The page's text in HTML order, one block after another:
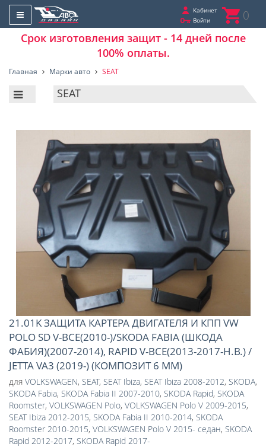
Кабинет
Войти
0
Срок изготовления защит - 14 дней после
100% оплаты.
Главная Марки авто SEAT
SEAT
21.01K ЗАЩИТА КАРТЕРА ДВИГАТЕЛЯ И КПП VW
POLO SD V-ВСЕ(2010-)/SKODA FABIA (ШКОДА
ФАБИЯ)(2007-2014), RAPID V-ВСЕ(2013-2017-Н.В.) /
JETTA VA3 (2019-) (КОМПОЗИТ 6 ММ)
для VOLKSWAGEN, SEAT, SEAT Ibiza, SEAT Ibiza 2008-2012, SKODA,
SKODA Fabia, SKODA Fabia II 2007-2010, SKODA Rapid, SKODA
Roomster, VOLKSWAGEN Polo, VOLKSWAGEN Polo V 2009-2015,
SEAT Ibiza 2012-2015, SKODA Fabia II 2010-2014, SKODA
Roomster 2010-2015, VOLKSWAGEN Polo V 2015- седан, SKODA
Rapid 2012-2017, SKODA Rapid 2017-